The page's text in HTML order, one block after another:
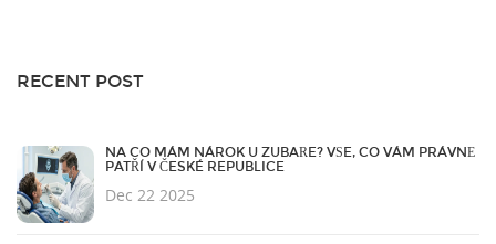
RECENT POST
NA CO MÁM NÁROK U ZUBAŘE? VŠE, CO VÁM PRÁVNĚ
PATŘÍ V ČESKÉ REPUBLICE
Dec 22 2025